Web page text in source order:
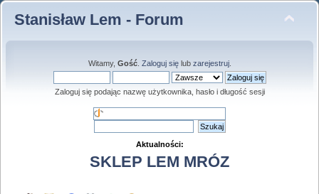
Stanisław Lem - Forum
Witamy, Gość. Zaloguj sięlub zarejestruj.
Zaloguj się podając nazwę użytkownika, hasło i długość sesji
Aktualności:
SKLEP LEM MRÓZ